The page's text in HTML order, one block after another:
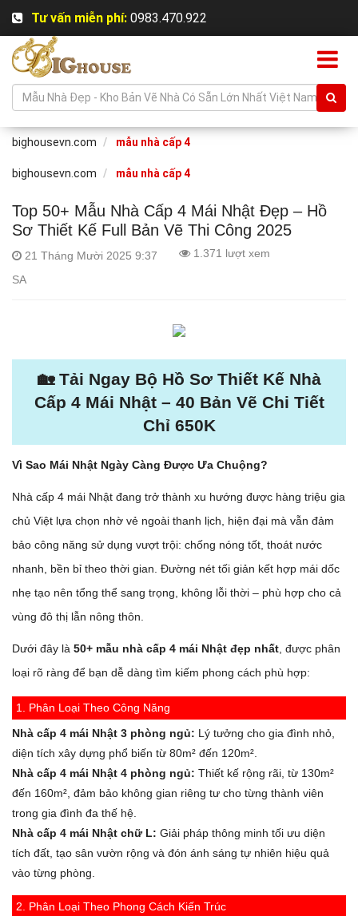
Tư vấn miễn phí: 0983.470.922
bighousevn.com mẫu nhà cấp 4
bighousevn.com mẫu nhà cấp 4
Top 50+ Mẫu Nhà Cấp 4 Mái Nhật Đẹp – Hồ
Sơ Thiết Kế Full Bản Vẽ Thi Công 2025
21 Tháng Mười 2025 9:37
SA
1.371 lượt xem
🏡 Tải Ngay Bộ Hồ Sơ Thiết Kế Nhà
Cấp 4 Mái Nhật – 40 Bản Vẽ Chi Tiết
Chỉ 650K
Vì Sao Mái Nhật Ngày Càng Được Ưa Chuộng?
Nhà cấp 4 mái Nhật đang trở thành xu hướng được hàng triệu gia
chủ Việt lựa chọn nhờ vẻ ngoài thanh lịch, hiện đại mà vẫn đảm
bảo công năng sử dụng vượt trội: chống nóng tốt, thoát nước
nhanh, bền bỉ theo thời gian. Đường nét tối giản kết hợp mái dốc
nhẹ tạo nên tổng thể sang trọng, không lỗi thời – phù hợp cho cả
vùng đô thị lẫn nông thôn.
Dưới đây là 50+ mẫu nhà cấp 4 mái Nhật đẹp nhất , được phân
loại rõ ràng để bạn dễ dàng tìm kiếm phong cách phù hợp:
1. Phân Loại Theo Công Năng
Nhà cấp 4 mái Nhật 3 phòng ngủ: Lý tưởng cho gia đình nhỏ,
diện tích xây dựng phổ biến từ 80m² đến 120m².
Nhà cấp 4 mái Nhật 4 phòng ngủ: Thiết kế rộng rãi, từ 130m²
đến 160m², đảm bảo không gian riêng tư cho từng thành viên
trong gia đình đa thế hệ.
Nhà cấp 4 mái Nhật chữ L: Giải pháp thông minh tối ưu diện
tích đất, tạo sân vườn rộng và đón ánh sáng tự nhiên hiệu quả
vào từng phòng.
2. Phân Loại Theo Phong Cách Kiến Trúc